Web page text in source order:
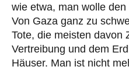
wie etwa, man wolle den
Von Gaza ganz zu
Tote, die meisten davon
Vertreibung und dem
Häuser. Man ist nicht